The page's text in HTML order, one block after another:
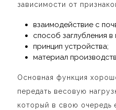
зависимости от
взаимодействие с
способ заглубления
принцип устройства;
материал
Основная функция
передать весовую
который в свою очередь